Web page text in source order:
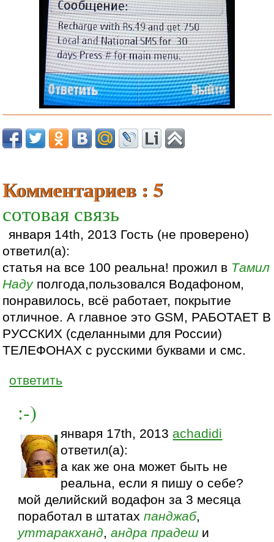
Комментариев : 5
сотовая связь
января 14th, 2013 Гость (не проверено)
ответил(а):
статья на все 100 реальна! прожил в Тамил
Надуполгода,пользовался Водафоном,
понравилось, всё работает, покрытие
отличное. А главное это GSM, РАБОТАЕТ В
РУССКИХ (сделанными для России)
ТЕЛЕФОНАХ с русскими буквами и смс.
ответить
:-)
января 17th, 2013 achadidi
ответил(а):
а как же она может быть не
реальна, если я пишу о себе?
мой делийский водафон за 3 месяца
поработал в штатахпанджаб,
уттаракханд,андра прадеш и